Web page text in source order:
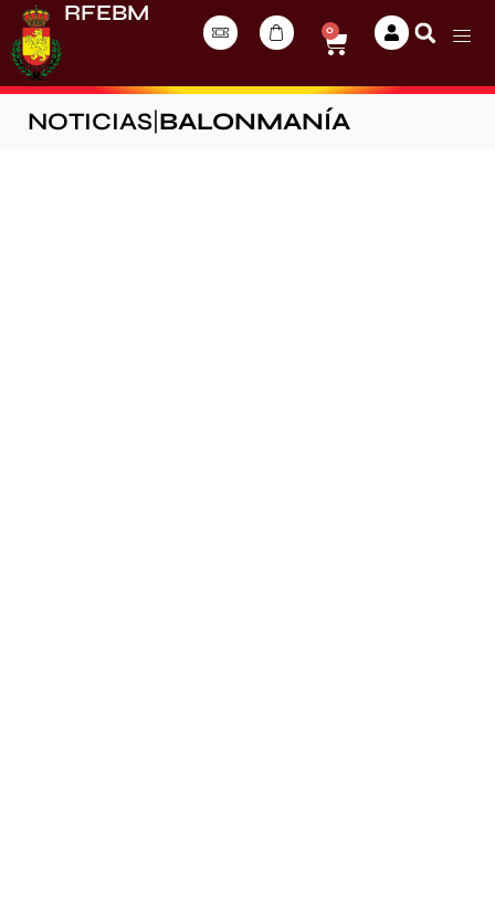
RFEBM
0
NOTICIAS BALONMANÍA